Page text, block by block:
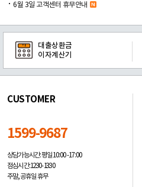
6월 3일 고객센터 휴무안내
대출상환금
이자계산기
CUSTOMER
1599-9687
상담가능시간: 평일10:00 -17:00
점심시간: 12:30 - 13:30
주말, 공휴일 휴무